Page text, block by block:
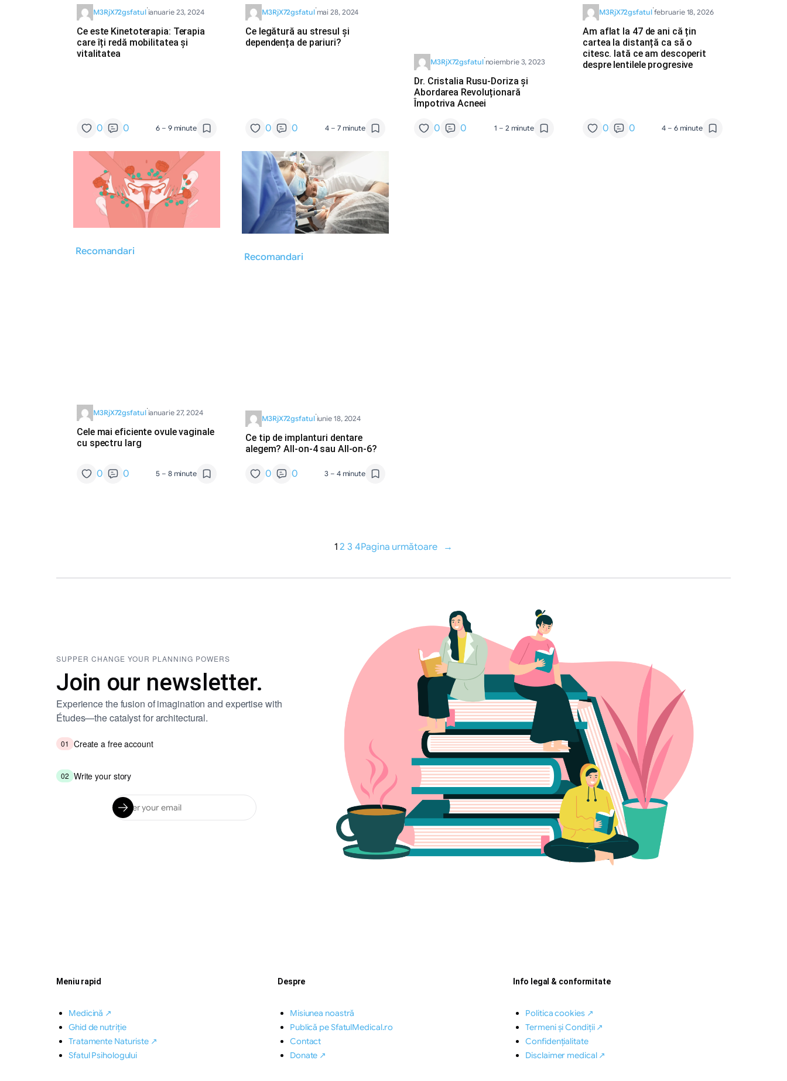
M3RjX72gsfatul
·
ianuarie 23, 2024
Ce este Kinetoterapia: Terapia
care îți redă mobilitatea și
vitalitatea
0 0 6 – 9 minute
M3RjX72gsfatul
·
mai 28, 2024
Ce legătură au stresul și
dependența de pariuri?
0 0 4 – 7 minute
M3RjX72gsfatul
·
noiembrie 3, 2023
Dr. Cristalia Rusu-Doriza și
Abordarea Revoluționară
Împotriva Acneei
0 0 1 – 2 minute
M3RjX72gsfatul
·
februarie 18, 2026
Am aflat la 47 de ani că țin
cartea la distanță ca să o
citesc. Iată ce am descoperit
despre lentilele progresive
0 0 4 – 6 minute
Recomandari
M3RjX72gsfatul
·
ianuarie 27, 2024
Cele mai eficiente ovule vaginale
cu spectru larg
0 0 5 – 8 minute
Recomandari
M3RjX72gsfatul
·
iunie 18, 2024
Ce tip de implanturi dentare
alegem? All-on-4 sau All-on-6?
0 0 3 – 4 minute
1 2 3 4Pagina următoare →
SUPPER CHANGE YOUR PLANNING POWERS
Join our newsletter.
Experience the fusion of imagination and expertise with
Études—the catalyst for architectural.
01 Create a free account
02 Write your story
Meniu rapid
Medicină ↗
Ghid de nutriție
Tratamente Naturiste ↗
Sfatul Psihologului
Despre
Misiunea noastră
Publică pe SfatulMedical.ro
Contact
Donate ↗
Info legal & conformitate
Politica cookies ↗
Termeni și Condiții ↗
Confidențialitate
Disclaimer medical ↗